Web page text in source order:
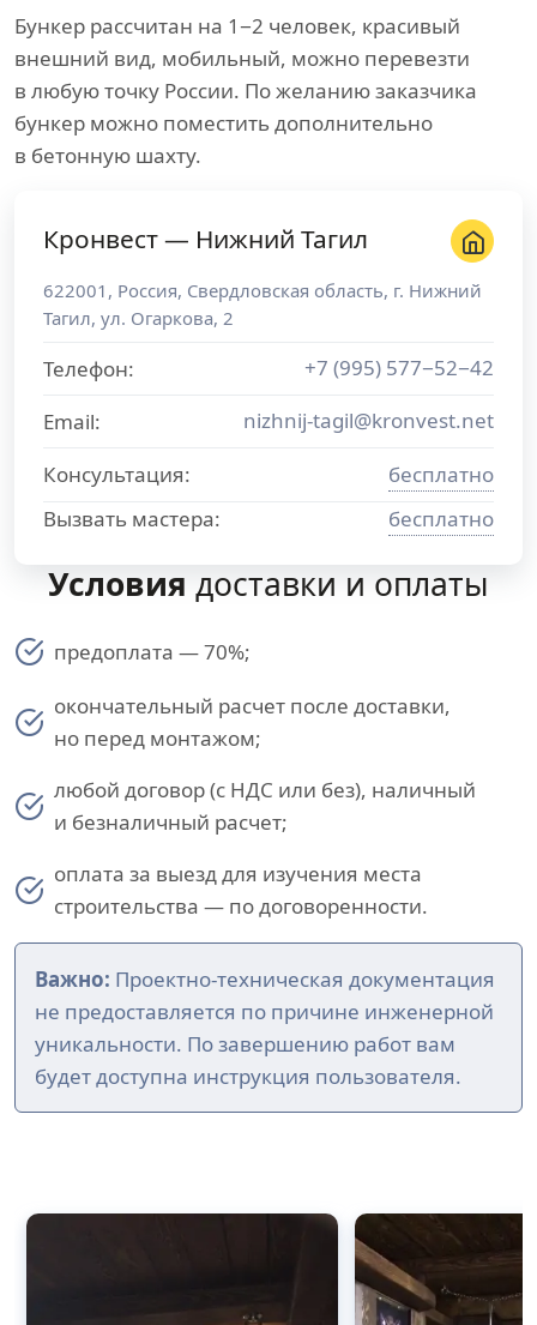
Бункер рассчитан на 1−2 человек, красивый
внешний вид, мобильный, можно перевезти
в любую точку России. По желанию заказчика
бункер можно поместить дополнительно
в бетонную шахту.
Кронвест — Нижний Тагил
622001 , Россия, Свердловская область, г. Нижний
Тагил, ул. Огаркова, 2
Телефон:
+7 (995) 577−52−42
Email:
nizhnij-tagil@kronvest.net
Консультация:
бесплатно
Вызвать мастера:
бесплатно
Условия доставки и оплаты
предоплата — 70%;
окончательный расчет после доставки,
но перед монтажом;
любой договор (с НДС или без), наличный
и безналичный расчет;
оплата за выезд для изучения места
строительства — по договоренности.
Важно: Проектно-техническая документация
не предоставляется по причине инженерной
уникальности. По завершению работ вам
будет доступна инструкция пользователя.